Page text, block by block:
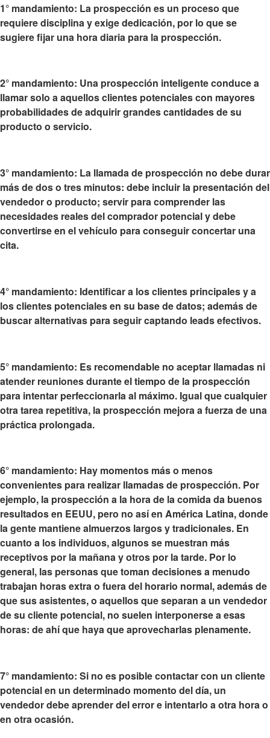
1° mandamiento: La prospección es un proceso que
requiere disciplina y exige dedicación, por lo que se
sugiere fijar una hora diaria para la prospección.
2° mandamiento: Una prospección inteligente conduce a
llamar solo a aquellos clientes potencialescon mayores
probabilidades de adquirir grandes cantidades de su
producto o servicio.
3° mandamiento: La llamada de prospección no debe durar
más de dos o tres minutos: debe incluir la presentación del
vendedor o producto; servir para comprender las
necesidades reales del comprador potencial y debe
convertirse en el vehículo para conseguir concertar una
cita.
4° mandamiento: Identificar a los clientes principales y a
los clientes potencialesen su base de datos; además de
buscar alternativas para seguir captando leads efectivos.
5° mandamiento: Es recomendable no aceptar llamadas ni
atender reuniones durante el tiempo de la prospección
para intentar perfeccionarla al máximo. Igual que cualquier
otra tarea repetitiva, la prospección mejora a fuerza de una
práctica prolongada.
6° mandamiento: Hay momentos más o menos
convenientes para realizar llamadas de prospección. Por
ejemplo, la prospección a la hora de la comida da buenos
resultados en EEUU, pero no así en América Latina, donde
la gente mantiene almuerzos largos y tradicionales. En
cuanto a los individuos, algunos se muestran más
receptivos por la mañana y otros por la tarde. Por lo
general, las personas que toman decisiones a menudo
trabajan horas extra o fuera del horario normal, además de
que sus asistentes, o aquellos que separan a un vendedor
de su cliente potencial, no suelen interponerse a esas
horas: de ahí que haya que aprovecharlas plenamente.
7° mandamiento: Si no es posible contactar con un cliente
potencial en un determinado momento del día, un
vendedor debe aprender del error e intentarlo a otra hora o
en otra ocasión.